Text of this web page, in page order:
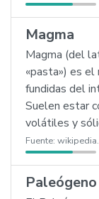
Magma
Magma (del
«pasta») es el
fundidas del
Suelen estar
volátiles y
Fuente:
Paleógeno